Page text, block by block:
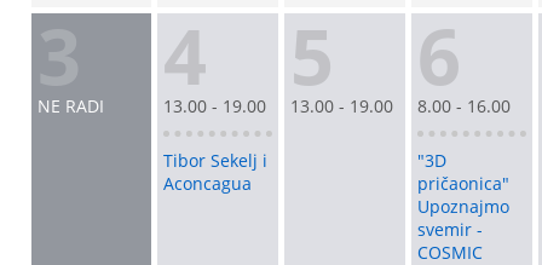
NE RADI 4
13.00 - 19.00
Tibor Sekelj i
Aconcagua
5
13.00 - 19.00 6
8.00 - 16.00
"3D
pričaonica"
Upoznajmo
svemir -
COSMIC